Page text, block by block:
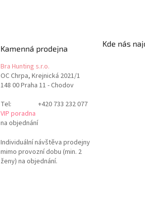
Kamenná prodejna
Bra Hunting s.r.o.
OC Chrpa, Krejnická 2021/1
148 00 Praha 11 - Chodov
Tel:
+420 733 232 077
VIP poradna
na objednání
Individuální návštěva prodejny
mimo provozní dobu (min. 2
ženy) na objednání.
Kde nás